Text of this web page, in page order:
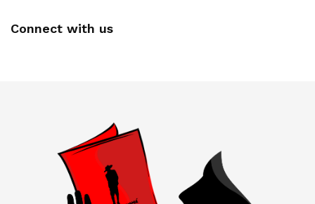
Connect with us